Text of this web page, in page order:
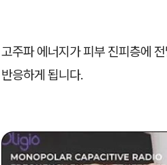
고주파 에너지가 피부 진피층에
반응하게 됩니다.